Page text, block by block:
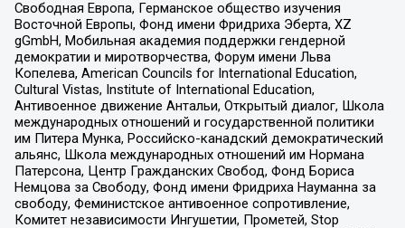
Свободная Европа, Германское общество изучения
Восточной Европы, Фонд имени Фридриха Эберта, XZ
gGmbH, Мобильная академия поддержки гендерной
демократии и миротворчества, Форум имени Льва
Копелева, American Councils for International Education,
Cultural Vistas, Institute of International Education,
Антивоенное движение Антальи, Открытый диалог, Школа
международных отношений и государственной политики
им Питера Мунка, Российско-канадский демократический
альянс, Школа международных отношений им Нормана
Патерсона, Центр Гражданских Свобод, Фонд Бориса
Немцова за Свободу, Фонд имени Фридриха Науманна за
свободу, Феминистское антивоенное сопротивление,
Комитет независимости Ингушетии, Прометей, Stop